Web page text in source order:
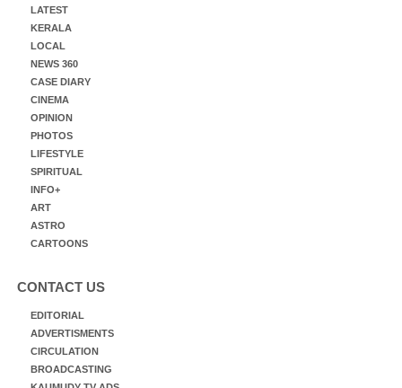
LATEST
KERALA
LOCAL
NEWS 360
CASE DIARY
CINEMA
OPINION
PHOTOS
LIFESTYLE
SPIRITUAL
INFO+
ART
ASTRO
CARTOONS
CONTACT US
EDITORIAL
ADVERTISMENTS
CIRCULATION
BROADCASTING